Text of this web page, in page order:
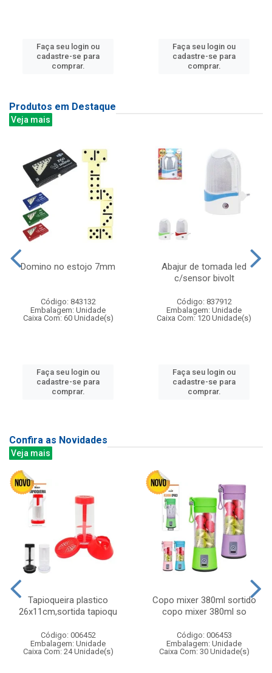
Faça seu login ou
cadastre-se para
comprar.
Faça seu login ou
cadastre-se para
comprar.
Produtos em Destaque
Veja mais
Domino no estojo 7mm
Código: 843132
Embalagem: Unidade
Caixa Com: 60 Unidade(s)
Faça seu login ou
cadastre-se para
comprar.
Abajur de tomada led
c/sensor bivolt
Código: 837912
Embalagem: Unidade
Caixa Com: 120 Unidade(s)
Faça seu login ou
cadastre-se para
comprar.
Confira as Novidades
Veja mais
Tapioqueira plastico
26x11cm,sortida tapioqu
Código: 006452
Embalagem: Unidade
Caixa Com: 24 Unidade(s)
Copo mixer 380ml sortido
copo mixer 380ml so
Código: 006453
Embalagem: Unidade
Caixa Com: 30 Unidade(s)